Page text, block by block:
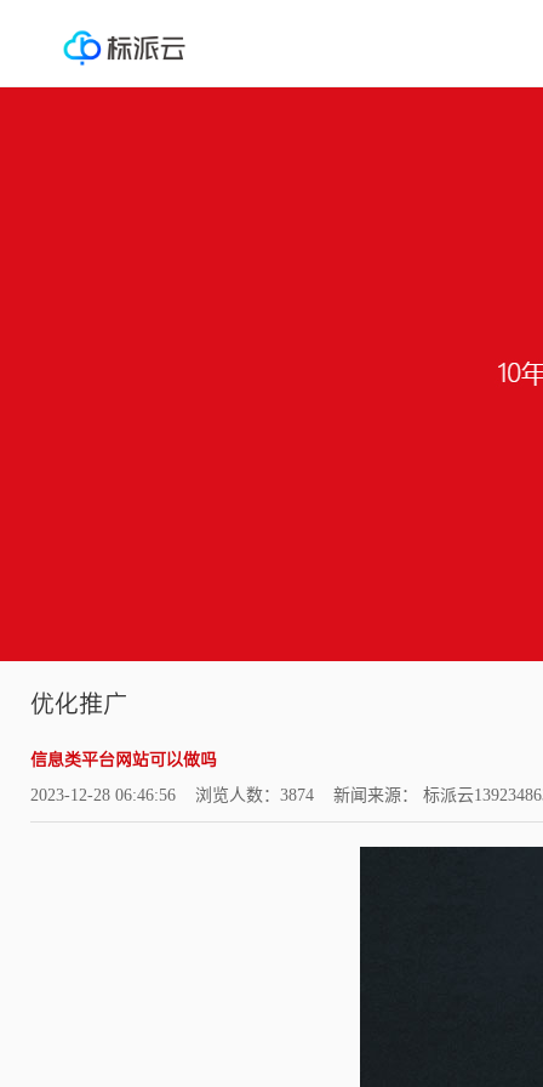
优化推广
信息类平台网站可以做吗
2023-12-28 06:46:56 浏览人数：3874 新闻来源： 标派云